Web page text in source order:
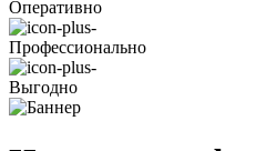
Оперативно
Профессионально
Выгодно